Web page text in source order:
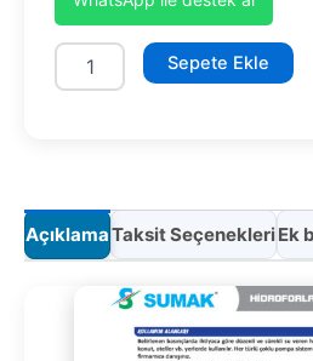
SHT24C1000/7Sepete Ekle
AçıklamaTaksit SeçenekleriEk